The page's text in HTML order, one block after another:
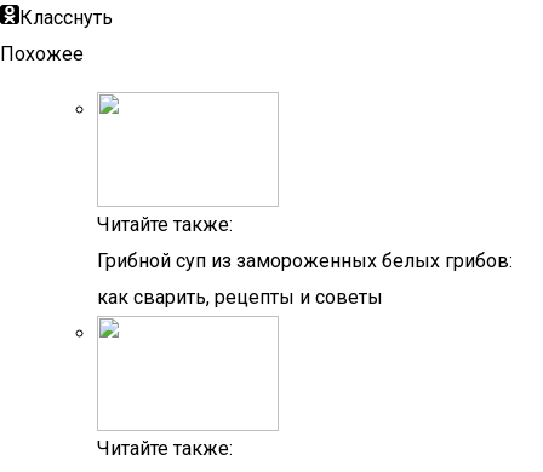
Класснуть
Похожее
Читайте также:
Грибной суп из замороженных белых грибов:
как сварить, рецепты и советы
Читайте также: